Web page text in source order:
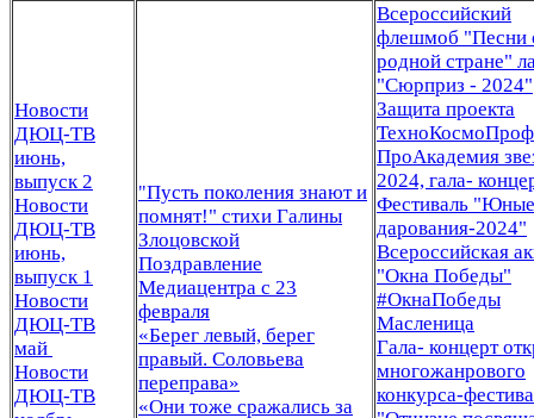
Новости
ДЮЦ-ТВ
июнь,
выпуск 2
Новости
ДЮЦ-ТВ
июнь,
выпуск 1
Новости
ДЮЦ-ТВ
май
Новости
ДЮЦ-ТВ
"Пусть поколения знают и
помнят!" стихи Галины
Злоцовской
Поздравление
Медиацентра с 23
февраля
«Берег левый, берег
правый. Соловьева
переправа»
«Они тоже сражались за
Всероссийский
флешмоб "Песни
родной стране"
"Сюрприз - 2024"
Защита проекта
ПроАкадемия
2024, гала-
Фестиваль "Юные
дарования-2024"
Всероссийская
"Окна Победы"
#ОкнаПобеды
Масленица
Гала- концерт
многожанрового
конкурса-